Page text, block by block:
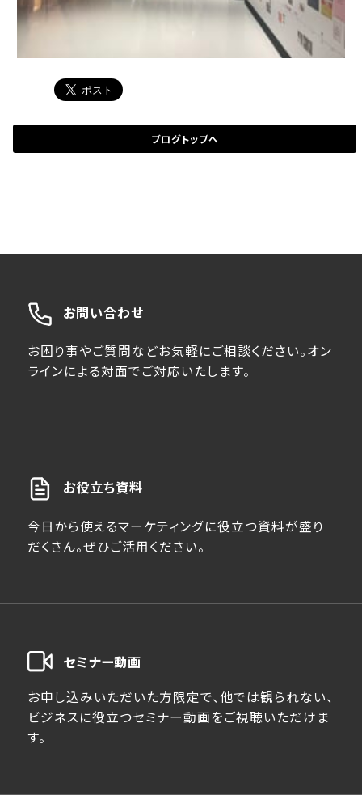
ブログトップへ
お問い合わせ
お困り事やご質問などお気軽にご相談ください。オン
ラインによる対面でご対応いたします。
お役立ち資料
今日から使えるマーケティングに役立つ資料が盛り
だくさん。ぜひご活用ください。
セミナー動画
お申し込みいただいた方限定で、他では観られない、
ビジネスに役立つセミナー動画をご視聴いただけま
す。